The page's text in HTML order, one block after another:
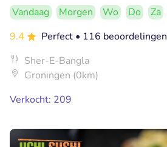
Vandaag Morgen Wo Do Za
9.4
Perfect • 116 beoordelingen
Sher-E-Bangla
Groningen (0km)
Verkocht: 209